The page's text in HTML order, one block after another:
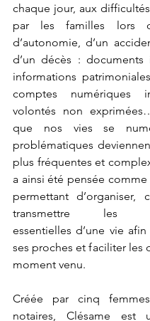
chaque jour, aux
par les familles lors
d’autonomie, d’un
d’un décès : documents
informations
comptes numériques
volontés non
que nos vies se
problématiques
plus fréquentes et
a ainsi été pensée
permettant d’organiser,
transmettre les
essentielles d’une vie
ses proches et faciliter les
moment venu.
Créée par cinq
notaires, Clésame est